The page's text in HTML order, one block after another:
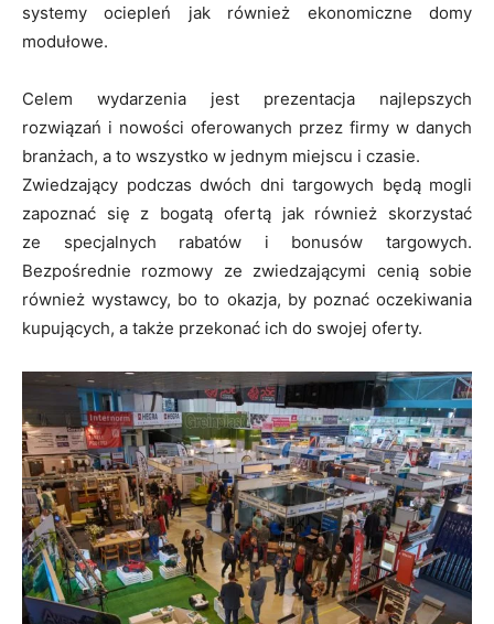
systemy ociepleń jak również ekonomiczne domy
modułowe.
Celem wydarzenia jest prezentacja najlepszych
rozwiązań i nowości oferowanych przez firmy w danych
branżach, a to wszystko w jednym miejscu i czasie.
Zwiedzający podczas dwóch dni targowych będą mogli
zapoznać się z bogatą ofertą jak również skorzystać
ze specjalnych rabatów i bonusów targowych.
Bezpośrednie rozmowy ze zwiedzającymi cenią sobie
również wystawcy, bo to okazja, by poznać oczekiwania
kupujących, a także przekonać ich do swojej oferty.